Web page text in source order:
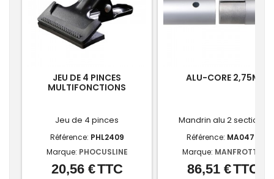
JEU DE 4 PINCES
MULTIFONCTIONS
Jeu de 4 pinces
Référence: PHL2409
Marque: PHOCUSLINE
Prix
20,56 €TTC
ALU-CORE 2,75M
Mandrin alu 2 sections
Référence: MA0472
Marque: MANFROTTO
Prix
86,51 €TTC